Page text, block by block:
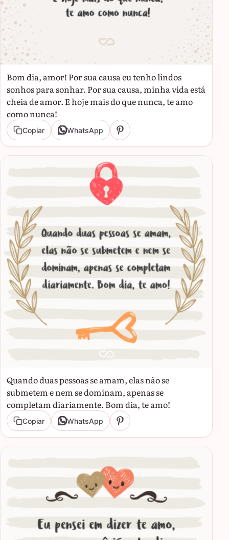
Bom dia, amor! Por sua causa eu tenho lindos
sonhos para sonhar. Por sua causa, minha vida está
cheia de amor. E hoje mais do que nunca, te amo
como nunca!
Copiar WhatsApp
Quando duas pessoas se amam, elas não se
submetem e nem se dominam, apenas se
completam diariamente. Bom dia, te amo!
Copiar WhatsApp